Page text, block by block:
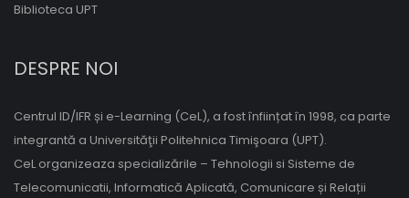
Biblioteca UPT
DESPRE NOI
Centrul ID/IFR și e-Learning (CeL), a fost înființat în 1998, ca parte
integrantă a Universităţii Politehnica Timişoara (UPT).
CeL organizeaza specializările – Tehnologii si Sisteme de
Telecomunicatii, Informatică Aplicată, Comunicare și Relații